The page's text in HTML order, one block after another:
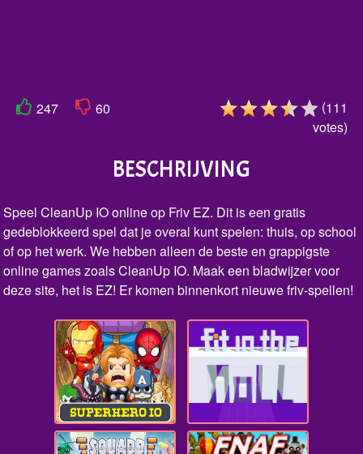
247 60 (111
votes)
BESCHRIJVING
Speel CleanUp IO online op Friv EZ. Dit is een gratis
gedeblokkeerd spel dat je overal kunt spelen: thuis, op school
of op het werk. We hebben alleen de beste en grappigste
online games zoals CleanUp IO. Maak een bladwijzer voor
deze site, het is EZ! Er komen binnenkort nieuwe friv-spellen!